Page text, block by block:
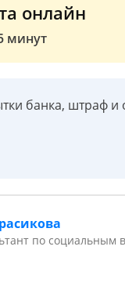
онлайн
минут
банка, штраф
по социальным